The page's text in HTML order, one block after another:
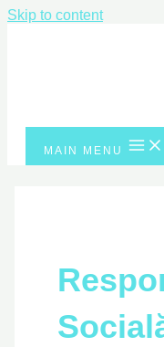
Skip to content
MAIN MENU